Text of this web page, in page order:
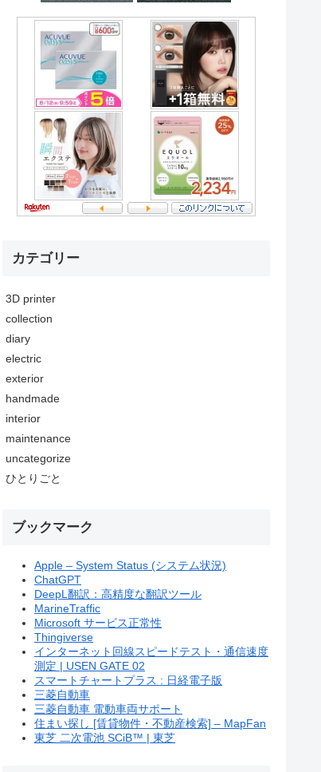
カテゴリー
3D printer
collection
diary
electric
exterior
handmade
interior
maintenance
uncategorize
ひとりごと
ブックマーク
Apple – System Status (システム状況)
ChatGPT
DeepL翻訳：高精度な翻訳ツール
MarineTraffic
Microsoft サービス正常性
Thingiverse
インターネット回線スピードテスト・通信速度
測定 | USEN GATE 02
スマートチャートプラス : 日経電子版
三菱自動車
三菱自動車 電動車両サポート
住まい探し [賃貸物件・不動産検索] – MapFan
東芝 二次電池 SCiB™ | 東芝